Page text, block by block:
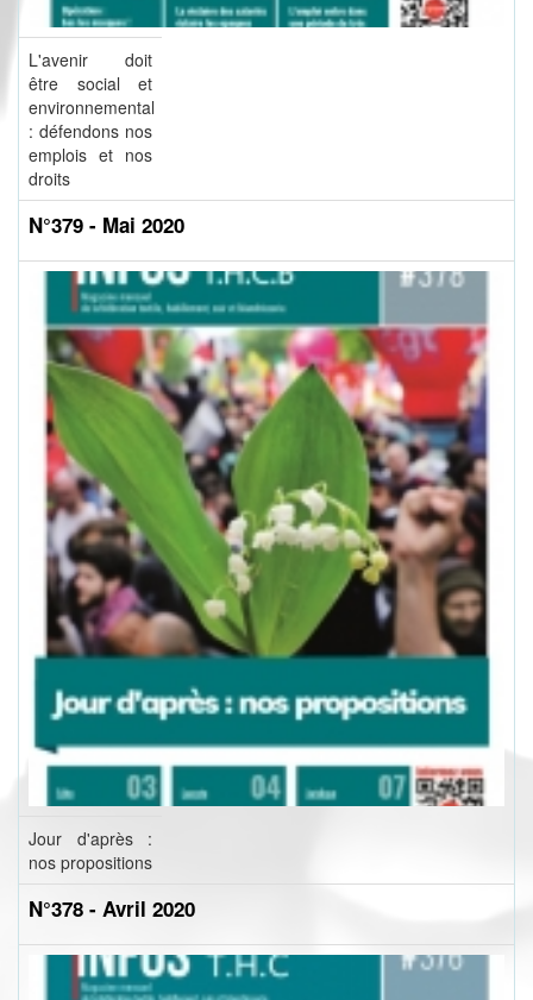
L'avenir doit
être social et
environnemental
: défendons nos
emplois et nos
droits
N°379 - Mai 2020
Jour d'après :
nos propositions
N°378 - Avril 2020